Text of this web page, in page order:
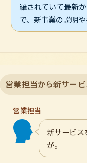
羅されていて最新
で、新事業の説明
営業担当から新サー
営業担当
新サービス
が。